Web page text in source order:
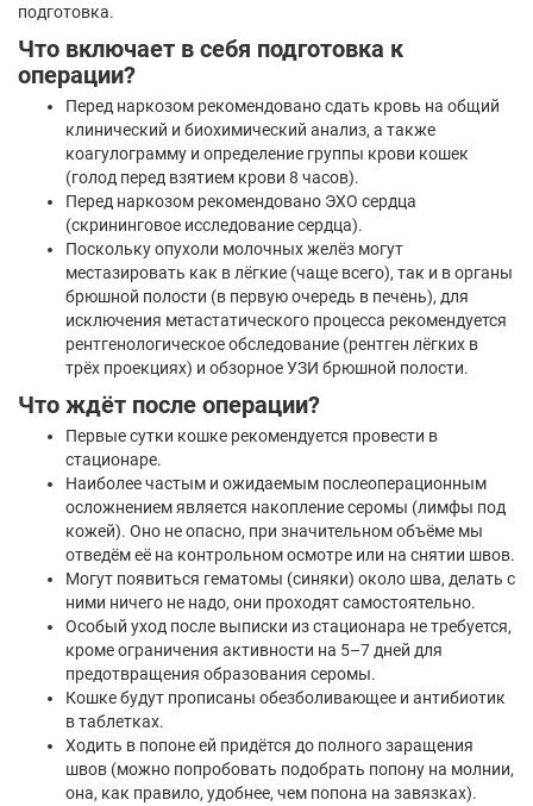
подготовка.
Что включает в себя подготовка к
операции?
Перед наркозом рекомендовано сдать кровь на общий
клинический и биохимический анализ, а также
коагулограмму и определение группы крови кошек
(голод перед взятием крови 8 часов).
Перед наркозом рекомендовано ЭХО сердца
(скрининговое исследование сердца).
Поскольку опухоли молочных желёз могут
местазировать как в лёгкие (чаще всего), так и в органы
брюшной полости (в первую очередь в печень), для
исключения метастатического процесса рекомендуется
рентгенологическое обследование (рентген лёгких в
трёх проекциях) и обзорное УЗИ брюшной полости.
Что ждёт после операции?
Первые сутки кошке рекомендуется провести в
стационаре.
Наиболее частым и ожидаемым послеоперационным
осложнением является накопление серомы (лимфы под
кожей). Оно не опасно, при значительном объёме мы
отведём её на контрольном осмотре или на снятии швов.
Могут появиться гематомы (синяки) около шва, делать с
ними ничего не надо, они проходят самостоятельно.
Особый уход после выписки из стационара не требуется,
кроме ограничения активности на 5–7 дней для
предотвращения образования серомы.
Кошке будут прописаны обезболивающее и антибиотик
в таблетках.
Ходить в попоне ей придётся до полного заращения
швов (можно попробовать подобрать попону на молнии,
она, как правило, удобнее, чем попона на завязках).